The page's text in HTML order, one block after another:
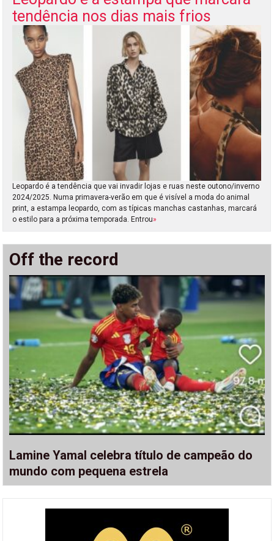
tendência nos dias mais frios
Leopardo é a tendência que vai invadir lojas e ruas neste outono/inverno
2024/2025. Numa primavera-verão em que é visível a moda do animal
print, a estampa leopardo, com as típicas manchas castanhas, marcará
o estilo para a próxima temporada. Entrou»
Off the record
Lamine Yamal celebra título de campeão do
mundo com pequena estrela